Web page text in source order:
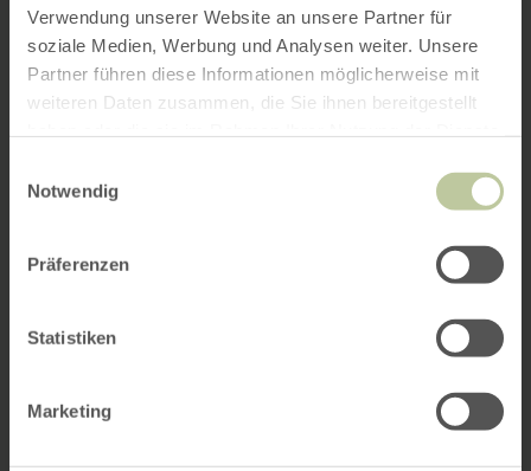
Verwendung unserer Website an unsere Partner für
soziale Medien, Werbung und Analysen weiter. Unsere
Partner führen diese Informationen möglicherweise mit
weiteren Daten zusammen, die Sie ihnen bereitgestellt
Notwendig
Präferenzen
Statistiken
Marketing